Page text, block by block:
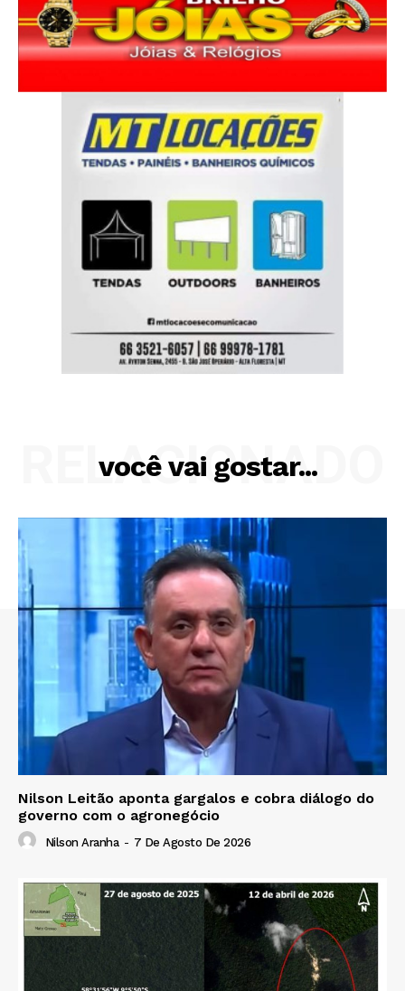
você vai gostar...
RELACIONADO
Nilson Leitão aponta gargalos e cobra diálogo do
governo com o agronegócio
Nilson Aranha - 7 De Agosto De 2026